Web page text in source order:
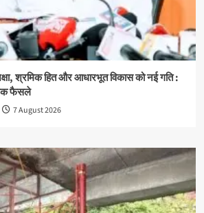
श्रमिक हित और आधारभूत विकास को नई गति :
फैसले
7 August 2026